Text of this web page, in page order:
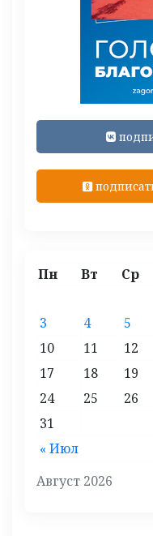
Август 2026
Пн Вт Ср
« Июл
3
4 5
10
11 12
17
18 19
24
25 26
31